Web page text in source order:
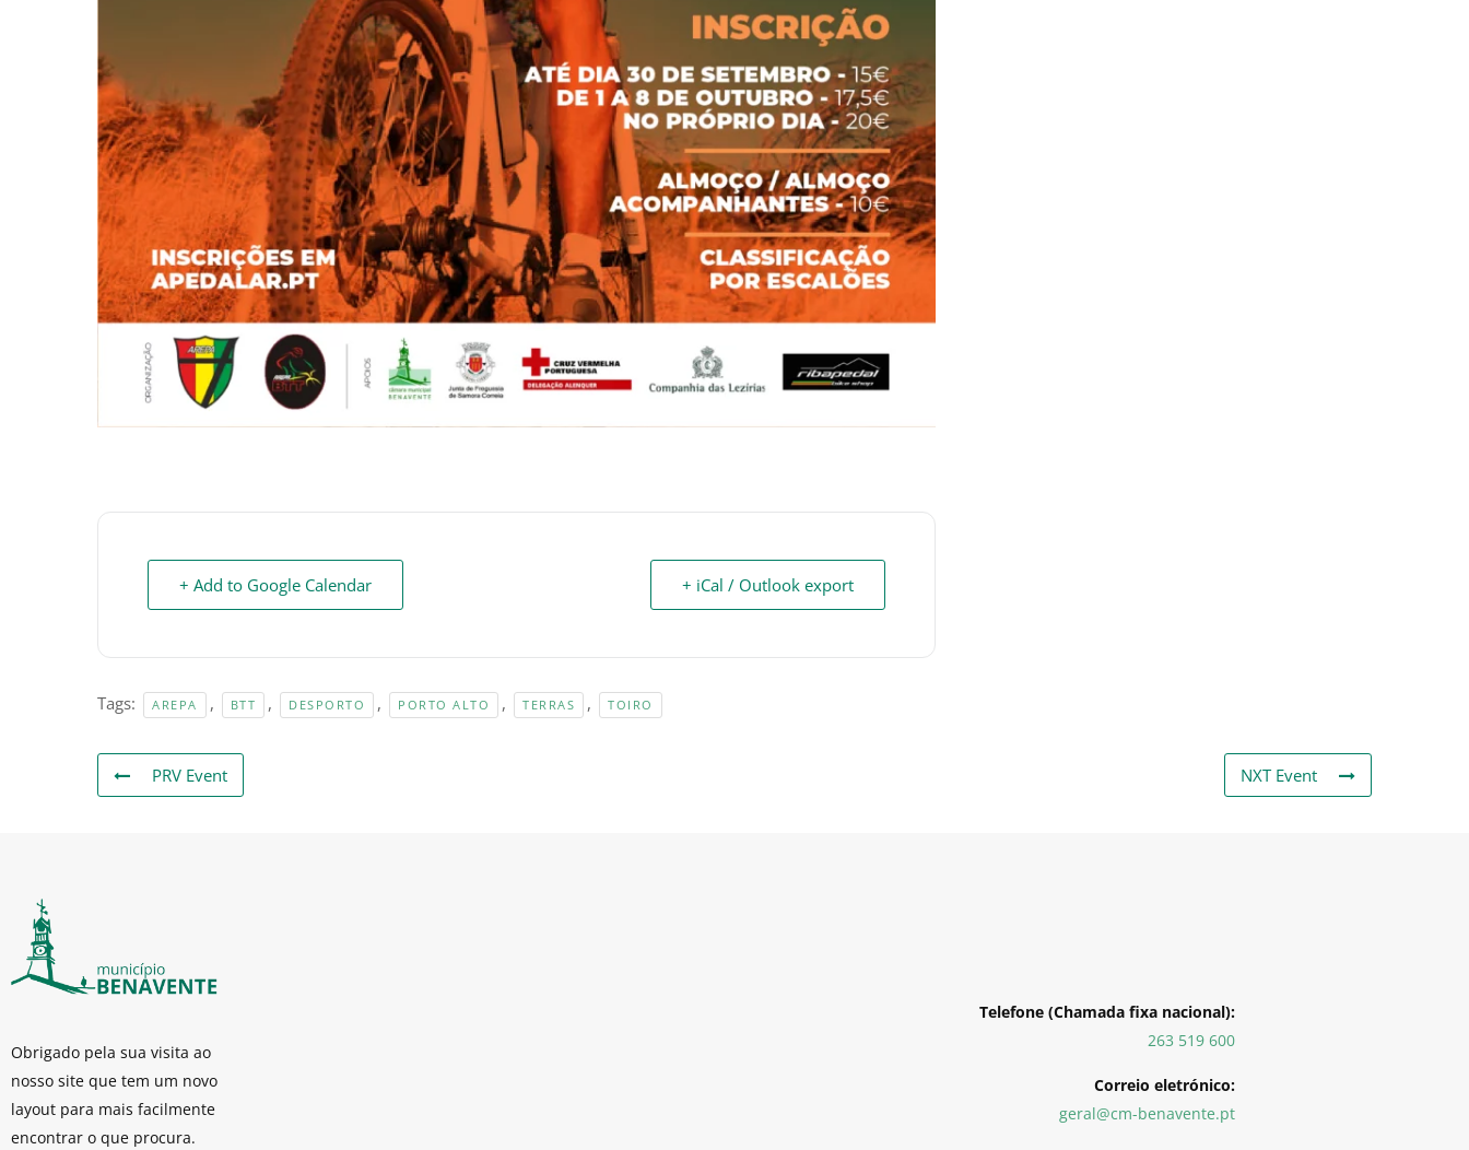
+ Add to Google Calendar + iCal / Outlook export
Tags: AREPA , BTT , DESPORTO , PORTO ALTO , TERRAS , TOIRO
PRV Event NXT Event
Obrigado pela sua visita ao
nosso site que tem um novo
layout para mais facilmente
encontrar o que procura.
Telefone (Chamada fixa nacional):
263 519 600
Correio eletrónico:
geral@cm-benavente.pt